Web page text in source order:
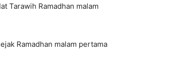
Tarawih Ramadhan malam
Ramadhan malam pertama